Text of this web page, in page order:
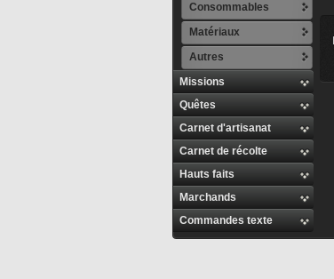
Consommables
Matériaux
Autres
Missions
Quêtes
Carnet d'artisanat
Carnet de récolte
Hauts faits
Marchands
Commandes texte